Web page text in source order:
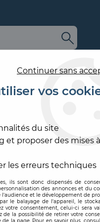
PADANA
7
Continuer sans
vos
du site
et proposer des mises
les erreurs techniques
ils sont donc dispensés de
des annonces et du
et le développement de
le balayage de l'appareil, le
votre consentement, celui-ci sera
de la possibilité de retirer votre